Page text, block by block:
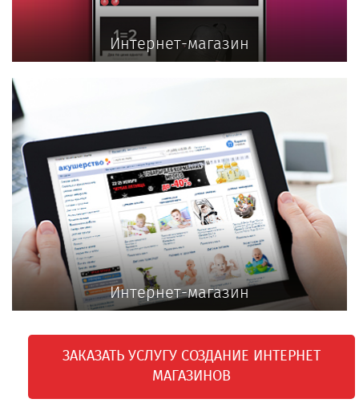
Интернет-магазин
Интернет-магазин
ЗАКАЗАТЬ УСЛУГУ СОЗДАНИЕ ИНТЕРНЕТ
МАГАЗИНОВ